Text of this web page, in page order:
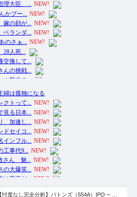
【忖度なし完全分析】バトンズ（554A）IPO ─ 公